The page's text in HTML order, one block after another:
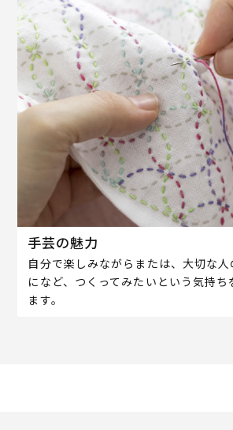
手芸の魅力
自分で楽しみながらまたは、大切な人
になど、つくってみたいという気持ち
ます。